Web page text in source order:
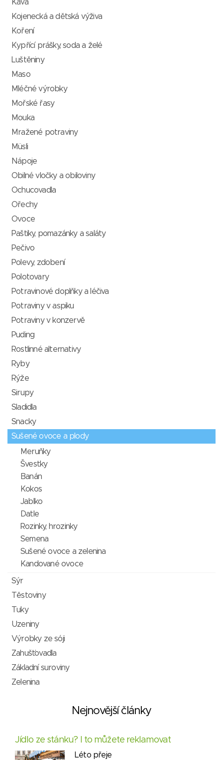
Káva
Kojenecká a dětská výživa
Koření
Kypřící prášky, soda a želé
Luštěniny
Maso
Mléčné výrobky
Mořské řasy
Mouka
Mražené potraviny
Müsli
Nápoje
Obilné vločky a obiloviny
Ochucovadla
Ořechy
Ovoce
Paštiky, pomazánky a saláty
Pečivo
Polevy, zdobení
Polotovary
Potravinové doplňky a léčiva
Potraviny v aspiku
Potraviny v konzervě
Puding
Rostlinné alternativy
Ryby
Rýže
Sirupy
Sladidla
Snacky
Sušené ovoce a plody
Meruňky
Švestky
Banán
Kokos
Jablko
Datle
Rozinky, hrozinky
Semena
Sušené ovoce a zelenina
Kandované ovoce
Sýr
Těstoviny
Tuky
Uzeniny
Výrobky ze sóji
Zahušťovadla
Základní suroviny
Zelenina
Nejnovější články
Jídlo ze stánku? I to můžete reklamovat
Léto přeje